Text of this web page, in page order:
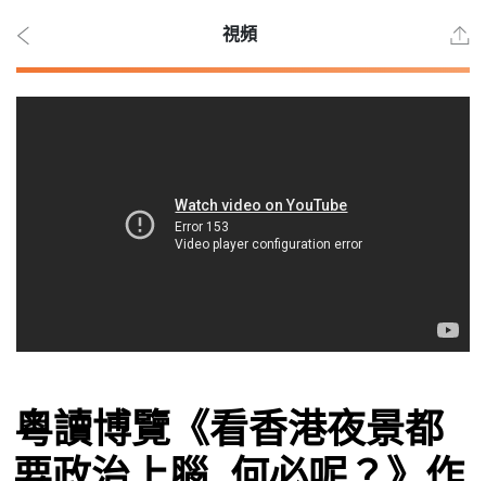
時事
觀點
視頻
粵讀博覽《看香港夜景都